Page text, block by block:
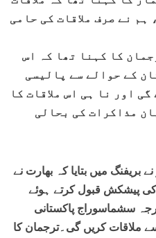
نے صرف ملاقات کی حامی
کا کہنا تھا کہ اس
کے حوالے سے پالیسی
اور نا ہی اس ملاقات کا
مذاکرات کی بحالی
بریفنگ میں بتایا کہ بھارت نے
پیشکش قبول کرتے ہوئے
رجہ سشماسوراج پاکستانی
ملاقات کریں گی۔ترجمان کا